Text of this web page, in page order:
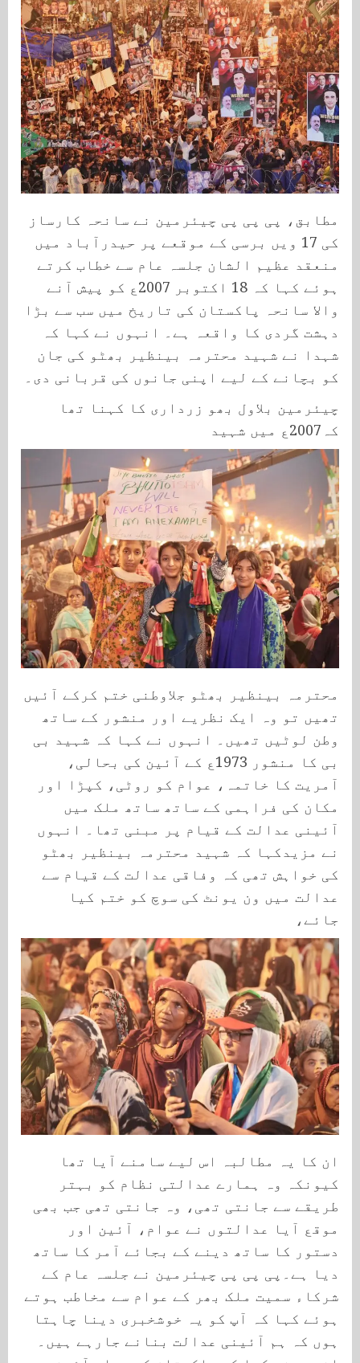
مطابق، پی پی پی چیئرمین نے سانحہ کارساز
کی 17 ویں برسی کے موقعے پر حیدرآباد میں
منعقد عظیم الشان جلسہ عام سے خطاب کرتے
ہوئے کہا کہ 18 اکتوبر 2007ع کو پیش آنے
والا سانحہ پاکستان کی تاریخ میں سب سے بڑا
دہشت گردی کا واقعہ ہے۔ انہوں نے کہا کہ
شہدا نے شہید محترمہ بینظیر بھٹو کی جان
کو بچانے کے لیے اپنی جانوں کی قربانی دی۔
چیئرمین بلاول بھو زرداری کا کہنا تھا
کہ2007ع میں شہید
محترمہ بینظیر بھٹو جلاوطنی ختم کرکے آئیں
تھیں تو وہ ایک نظریے اور منشور کے ساتھ
وطن لوٹیں تھیں۔ انہوں نے کہا کہ شہید بی
بی کا منشور 1973ع کے آئین کی بحالی،
آمریت کا خاتمہ، عوام کو روٹی، کپڑا اور
مکان کی فراہمی کے ساتھ ساتھ ملک میں
آئینی عدالت کے قیام پر مبنی تھا۔ انہوں
نے مزیدکہا کہ شہید محترمہ بینظیر بھٹو
کی خواہش تھی کہ وفاقی عدالت کے قیام سے
عدالت میں ون یونٹ کی سوچ کو ختم کیا
جائے،
ان کا یہ مطالبہ اس لیے سامنے آیا تھا
کیونکہ وہ ہمارے عدالتی نظام کو بہتر
طریقے سے جانتی تھی، وہ جانتی تھی جب بھی
موقع آیا عدالتوں نے عوام، آئین اور
دستور کا ساتھ دینے کے بجائے آمر کا ساتھ
دیا ہے۔پی پی پی چیئرمین نے جلسہ عام کے
شرکاء سمیت ملک بھر کے عوام سے مخاطب ہوتے
ہوئے کہا کہ آپ کو یہ خوشخبری دینا چاہتا
ہوں کہ ہم آئینی عدالت بنانے جارہے ہیں۔